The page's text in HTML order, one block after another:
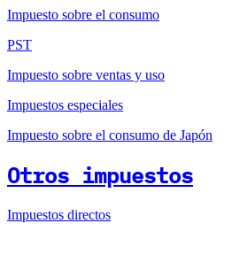
Impuesto sobre el consumo
PST
Impuesto sobre ventas y uso
Impuestos especiales
Impuesto sobre el consumo de Japón
Otros impuestos
Impuestos directos